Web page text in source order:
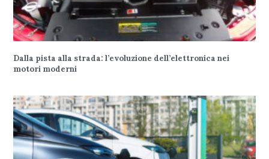
Dalla pista alla strada: l’evoluzione dell’elettronica nei
motori moderni